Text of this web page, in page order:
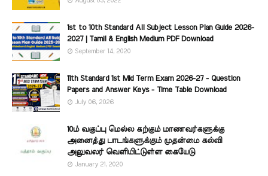
1st to 10th Standard All Subject Lesson Plan Guide 2026-
2027 | Tamil & English Medium PDF Download
September 14, 2020
11th Standard 1st Mid Term Exam 2026-27 - Question
Papers and Answer Keys - Time Table Download
July 06, 2026
10ம் வகுப்பு மெல்ல கற்கும் மாணவர்களுக்கு
அனைத்து பாடங்களுக்கும் முதன்மை கல்வி
அலுவலர் வெளியிட்டுள்ள கையேடு
January 21, 2020